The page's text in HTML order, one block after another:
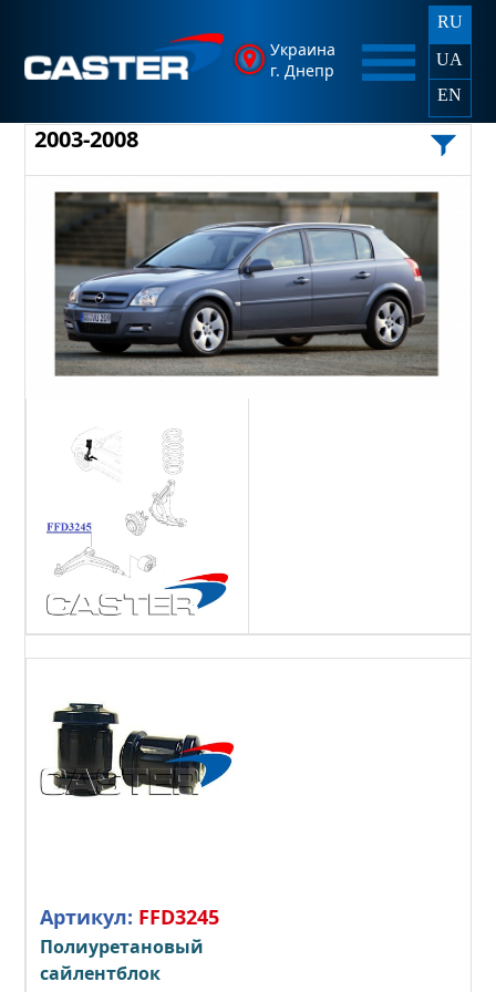
Украина
г. Днепр
RU
UA
EN
2003-2008
Артикул: FFD3245
Полиуретановый
сайлентблок